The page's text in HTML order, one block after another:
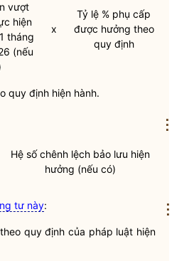
vượt
hiện
tháng
(nếu
x
Tỷ lệ % phụ cấp
được hưởng theo
quy định
quy định hiện hành.
Hệ số chênh lệch bảo lưu hiện
hưởng (nếu có)
tư này:
quy định của pháp luật hiện
⋮
⋮